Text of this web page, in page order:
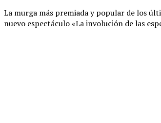
La murga más premiada y popular de los
nuevo espectáculo «La involución de las